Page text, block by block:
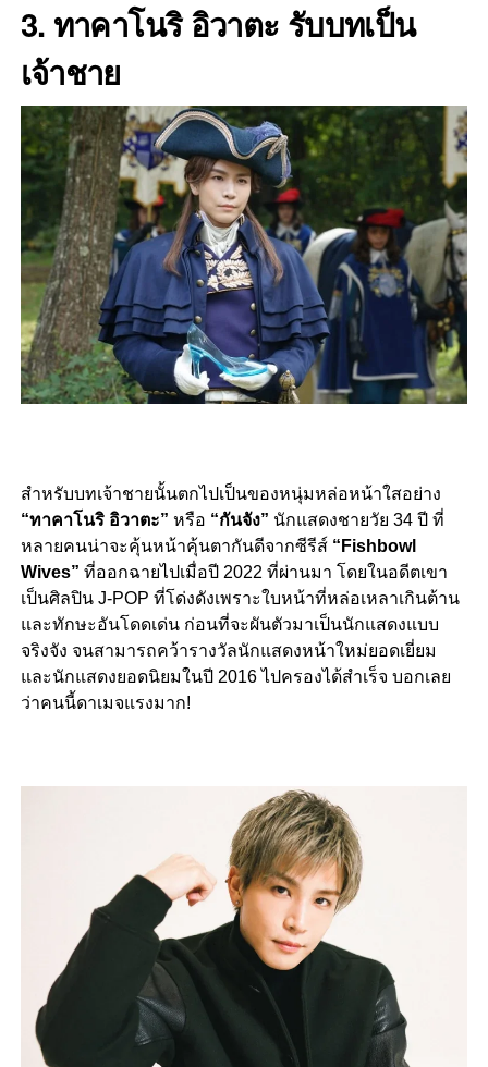
3. ทาคาโนริ อิวาตะ รับบทเป็น
เจ้าชาย
สำหรับบทเจ้าชายนั้นตกไปเป็นของหนุ่มหล่อหน้าใสอย่าง
“ทาคาโนริ อิวาตะ” หรือ “กันจัง” นักแสดงชายวัย 34 ปี ที่
หลายคนน่าจะคุ้นหน้าคุ้นตากันดีจากซีรีส์ “Fishbowl
Wives” ที่ออกฉายไปเมื่อปี 2022 ที่ผ่านมา โดยในอดีตเขา
เป็นศิลปิน J-POP ที่โด่งดังเพราะใบหน้าที่หล่อเหลาเกินต้าน
และทักษะอันโดดเด่น ก่อนที่จะผันตัวมาเป็นนักแสดงแบบ
จริงจัง จนสามารถคว้ารางวัลนักแสดงหน้าใหม่ยอดเยี่ยม
และนักแสดงยอดนิยมในปี 2016 ไปครองได้สำเร็จ บอกเลย
ว่าคนนี้ดาเมจแรงมาก!